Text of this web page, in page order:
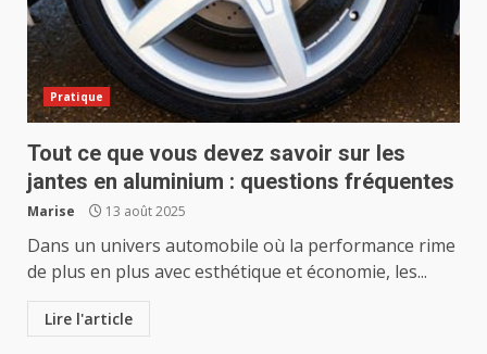
Pratique
Tout ce que vous devez savoir sur les
jantes en aluminium : questions fréquentes
Marise 13 août 2025
Dans un univers automobile où la performance rime
de plus en plus avec esthétique et économie, les...
Lire l'article